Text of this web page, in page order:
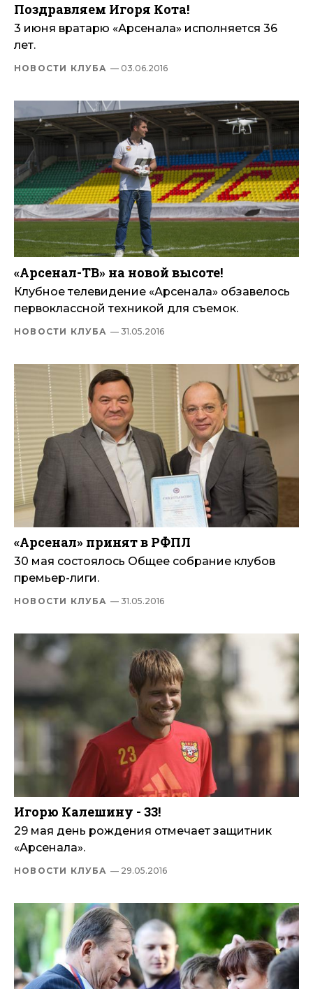
Поздравляем Игоря Кота!
3 июня вратарю «Арсенала» исполняется 36
лет.
НОВОСТИ КЛУБА — 03.06.2016
«Арсенал-ТВ» на новой высоте!
Клубное телевидение «Арсенала» обзавелось
первоклассной техникой для съемок.
НОВОСТИ КЛУБА — 31.05.2016
«Арсенал» принят в РФПЛ
30 мая состоялось Общее собрание клубов
премьер-лиги.
НОВОСТИ КЛУБА — 31.05.2016
Игорю Калешину - 33!
29 мая день рождения отмечает защитник
«Арсенала».
НОВОСТИ КЛУБА — 29.05.2016